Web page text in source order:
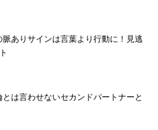
ありサインは言葉より行動に！見逃
は言わせないセカンドパートナーと